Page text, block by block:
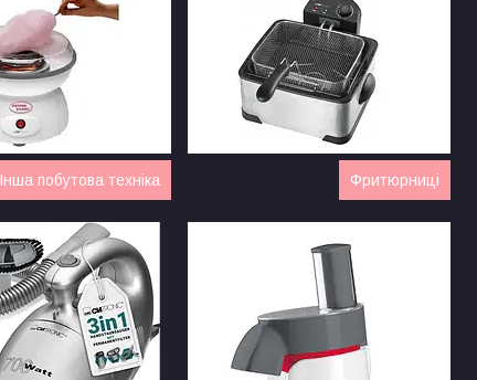
Інша побутова техніка Фритюрниці